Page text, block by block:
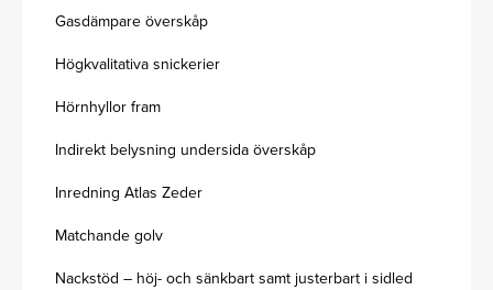
Gasdämpare överskåp
Högkvalitativa snickerier
Hörnhyllor fram
Indirekt belysning undersida överskåp
Inredning Atlas Zeder
Matchande golv
Nackstöd – höj- och sänkbart samt justerbart i sidled